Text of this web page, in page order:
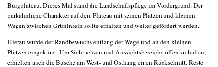
Burgplateau. Dieses Mal stand die Landschaftspflege im Vordergrund. Der
parkähnliche Charakter auf dem Plateau mit seinen Plätzen und kleinen
Wegen zwischen Grüninseln sollte erhalten und weiter gefördert werden.
Hierzu wurde der Randbewuchs entlang der Wege und an den kleinen
Plätzen eingekürzt. Um Sichtachsen und Aussichtsbereiche offen zu halten,
erhielten auch die Büsche am West- und Osthang einen Rückschnitt. Reste